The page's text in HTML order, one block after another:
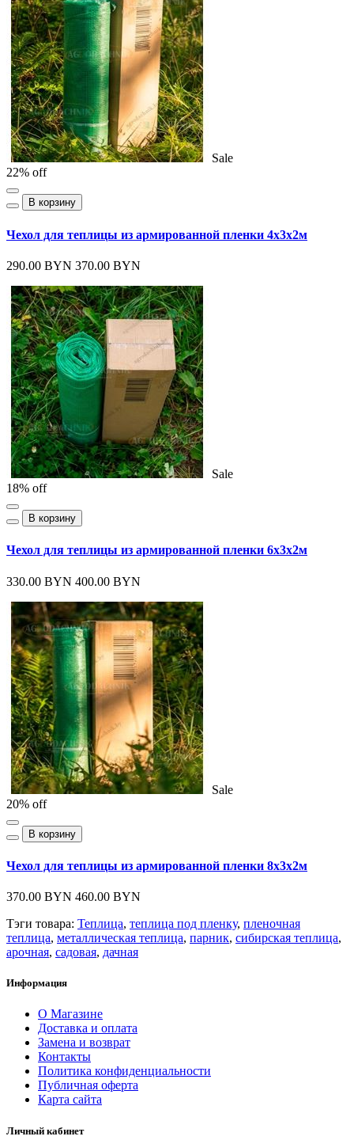
Sale
22% off
В корзину
Чехол для теплицы из армированной пленки 4х3х2м
290.00 BYN 370.00 BYN
Sale
18% off
В корзину
Чехол для теплицы из армированной пленки 6х3х2м
330.00 BYN 400.00 BYN
Sale
20% off
В корзину
Чехол для теплицы из армированной пленки 8х3х2м
370.00 BYN 460.00 BYN
Тэги товара: Теплица, теплица под пленку, пленочная
теплица, металлическая теплица, парник, сибирская теплица,
арочная, садовая, дачная
Информация
О Магазине
Доставка и оплата
Замена и возврат
Контакты
Политика конфиденциальности
Публичная оферта
Карта сайта
Личный кабинет